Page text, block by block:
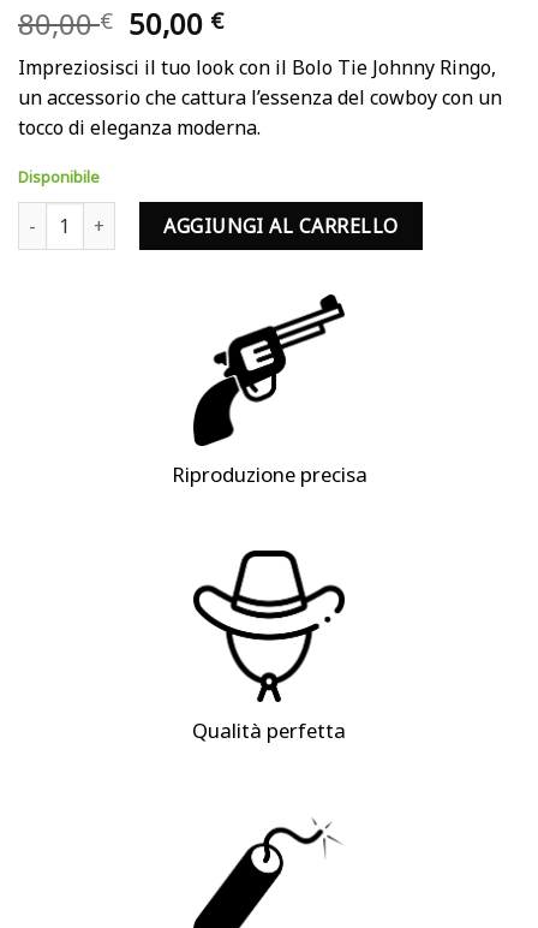
80,00€ Il
prezzo
originale
era:
80,00 €.
50,00 €Il
prezzo
attuale
è:
50,00 €.
Impreziosisci il tuo look con il Bolo Tie Johnny Ringo,
un accessorio che cattura l’essenza del cowboy con un
tocco di eleganza moderna.
Disponibile
Bolo cowboy tie - Johnny Ringo quantità
AGGIUNGI AL CARRELLO
Riproduzione precisa
Qualità perfetta